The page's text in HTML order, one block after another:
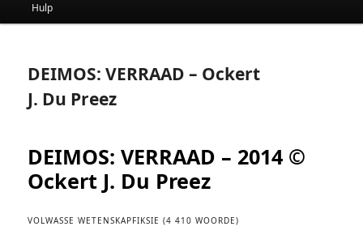
Hulp
DEIMOS: VERRAAD – Ockert
J. Du Preez
DEIMOS: VERRAAD – 2014 ©
Ockert J. Du Preez
VOLWASSE WETENSKAPFIKSIE (4 410 WOORDE)